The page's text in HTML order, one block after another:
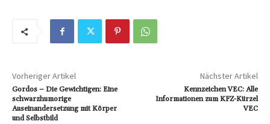
Vorheriger Artikel
Gordos – Die Gewichtigen: Eine
schwarzhumorige
Auseinandersetzung mit Körper
und Selbstbild
Nächster Artikel
Kennzeichen VEC: Alle
Informationen zum KFZ-Kürzel
VEC